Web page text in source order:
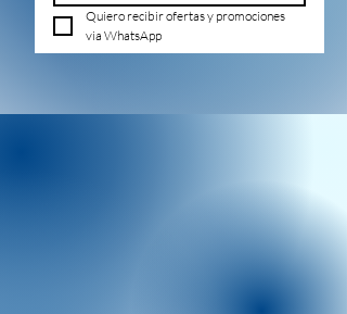
Quiero recibir ofertas y promociones